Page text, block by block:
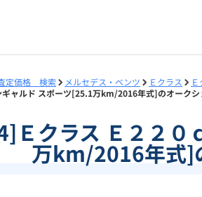
定価格 検索 メルセデス・ベンツ Ｅクラス
ャルド スポーツ[25.1万km/2016年式]のオークシ
Ｅクラス Ｅ２２０
万km/2016年式]